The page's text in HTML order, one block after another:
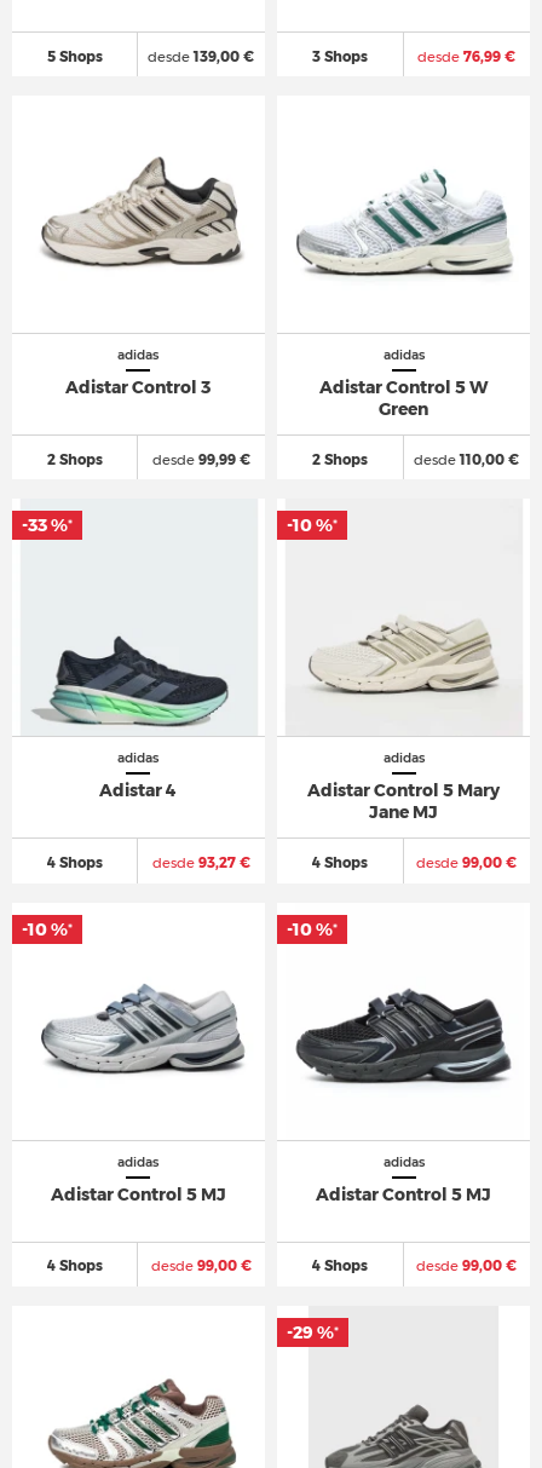
5 Shops desde139,00 € 3 Shops desde 76,99 €
adidas
Adistar Control 3
2 Shops desde99,99 €
adidas
Adistar Control 5 W
Green
2 Shops desde110,00 €
adidas
Adistar 4
4 Shops desde93,27 €
-33 %*
adidas
Adistar Control 5 Mary
Jane MJ
4 Shops desde 99,00 €
-10 %*
adidas
Adistar Control 5 MJ
4 Shops desde99,00 €
-10 %*
adidas
Adistar Control 5 MJ
4 Shops desde 99,00 €
-10 %*
-29 %*